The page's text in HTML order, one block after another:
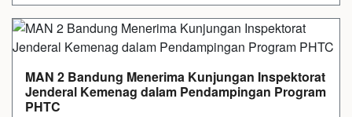
MAN 2 Bandung Menerima Kunjungan Inspektorat
Jenderal Kemenag dalam Pendampingan Program
PHTC